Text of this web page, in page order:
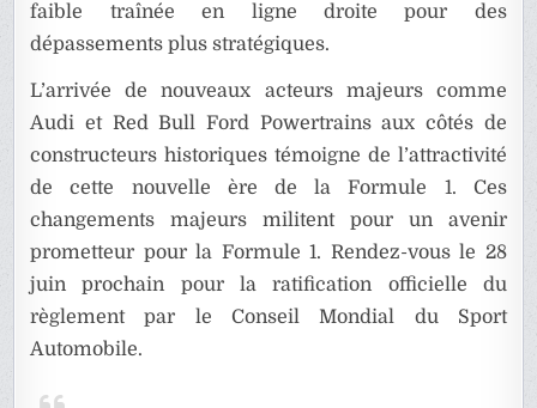
faible traînée en ligne droite pour des
dépassements plus stratégiques.
L’arrivée de nouveaux acteurs majeurs comme
Audi et Red Bull Ford Powertrains aux côtés de
constructeurs historiques témoigne de l’attractivité
de cette nouvelle ère de la Formule 1. Ces
changements majeurs militent pour un avenir
prometteur pour la Formule 1. Rendez-vous le 28
juin prochain pour la ratification officielle du
règlement par le Conseil Mondial du Sport
Automobile.